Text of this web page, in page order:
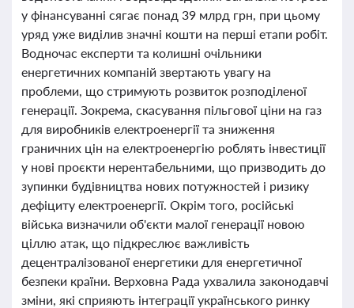
у фінансуванні сягає понад 39 млрд грн, при цьому
уряд уже виділив значні кошти на перші етапи робіт.
Водночас експерти та колишні очільники
енергетичних компаній звертають увагу на
проблеми, що стримують розвиток розподіленої
генерації. Зокрема, скасування пільгової ціни на газ
для виробників електроенергії та зниження
граничних цін на електроенергію роблять інвестиції
у нові проєкти нерентабельними, що призводить до
зупинки будівництва нових потужностей і ризику
дефіциту електроенергії. Окрім того, російські
війська визначили об'єкти малої генерації новою
ціллю атак, що підкреслює важливість
децентралізованої енергетики для енергетичної
безпеки країни. Верховна Рада ухвалила законодавчі
зміни, які сприяють інтеграції українського ринку